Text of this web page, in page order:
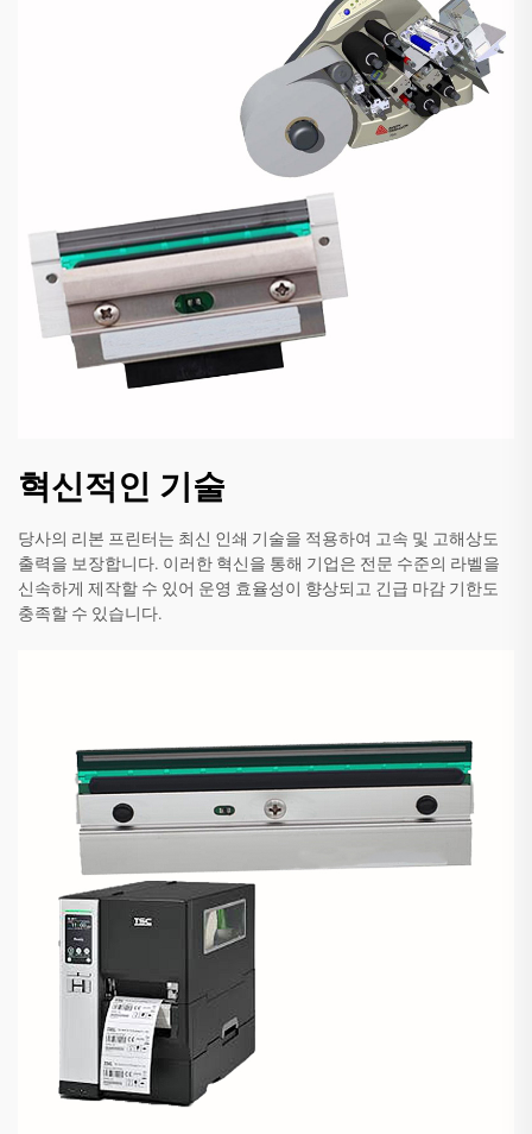
혁신적인 기술
당사의 리본 프린터는 최신 인쇄 기술을 적용하여 고속 및 고해상도
출력을 보장합니다. 이러한 혁신을 통해 기업은 전문 수준의 라벨을
신속하게 제작할 수 있어 운영 효율성이 향상되고 긴급 마감 기한도
충족할 수 있습니다.